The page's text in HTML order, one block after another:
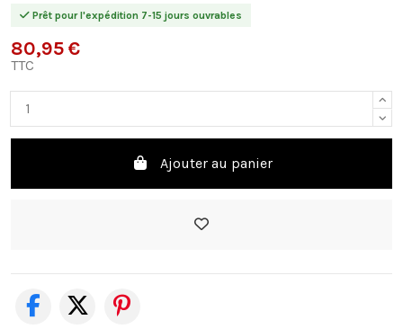
Prêt pour l'expédition 7-15 jours ouvrables
80,95 €
TTC
Ajouter au panier